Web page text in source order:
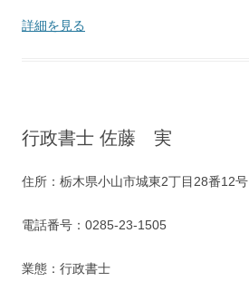
詳細を見る
行政書士 佐藤 実
住所：栃木県小山市城東2丁目28番12号
電話番号：0285-23-1505
業態：行政書士